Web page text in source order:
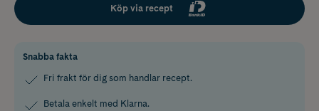
Köp via recept
Snabba fakta
Fri frakt för dig som handlar recept.
Betala enkelt med Klarna.